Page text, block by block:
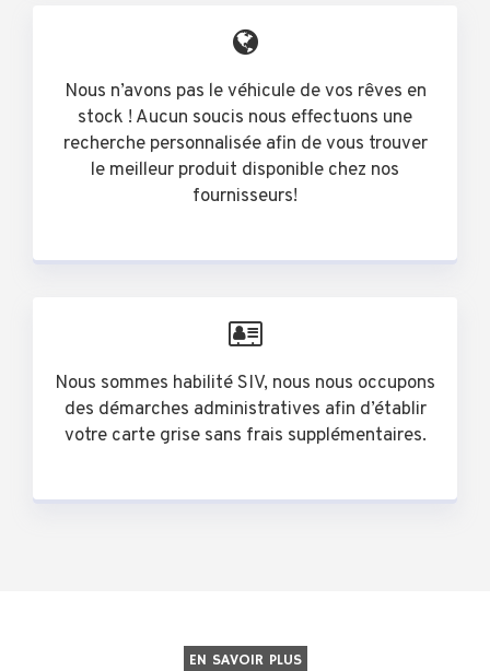
Nous n’avons pas le véhicule de vos rêves en
stock ! Aucun soucis nous effectuons une
recherche personnalisée afin de vous trouver
le meilleur produit disponible chez nos
fournisseurs!
Nous sommes habilité SIV, nous nous occupons
des démarches administratives afin d’établir
votre carte grise sans frais supplémentaires.
EN SAVOIR PLUS